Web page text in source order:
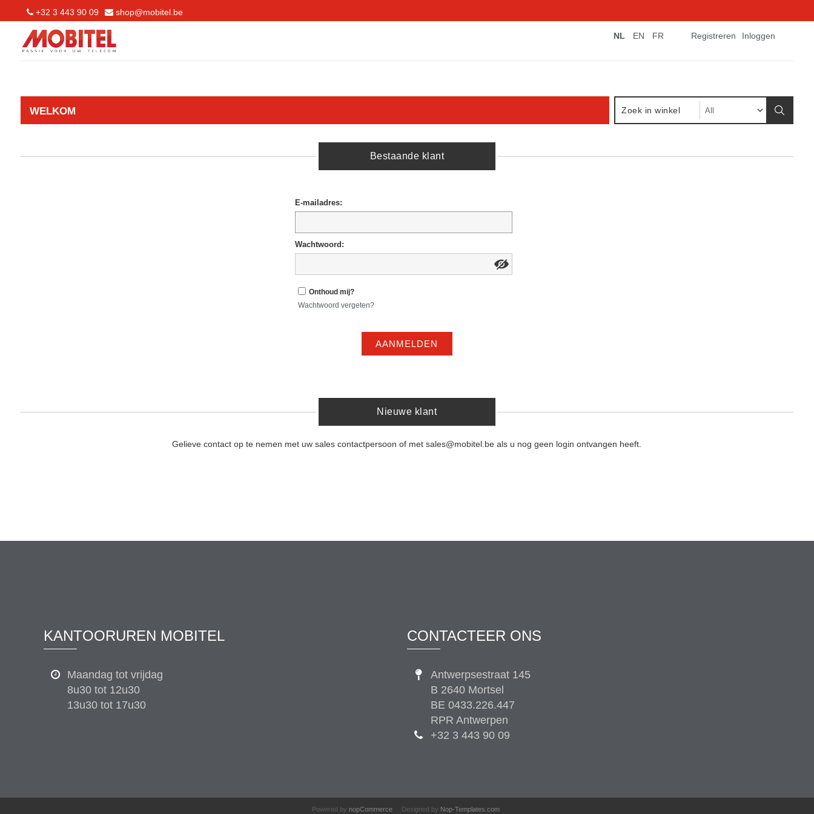
+32 3 443 90 09 shop@mobitel.be
Registreren Inloggen
NL EN FR
WELKOM
Bestaande klant
E-mailadres:
Wachtwoord:
Onthoud mij?
Wachtwoord vergeten?
AANMELDEN
Nieuwe klant
Gelieve contact op te nemen met uw sales contactpersoon of met sales@mobitel.be als u nog geen login ontvangen heeft.
KANTOORUREN MOBITEL
Maandag tot vrijdag
8u30 tot 12u30
13u30 tot 17u30
CONTACTEER ONS
Antwerpsestraat 145
B 2640 Mortsel
BE 0433.226.447
RPR Antwerpen
+32 3 443 90 09
Powered by nopCommerce Designed by Nop-Templates.com